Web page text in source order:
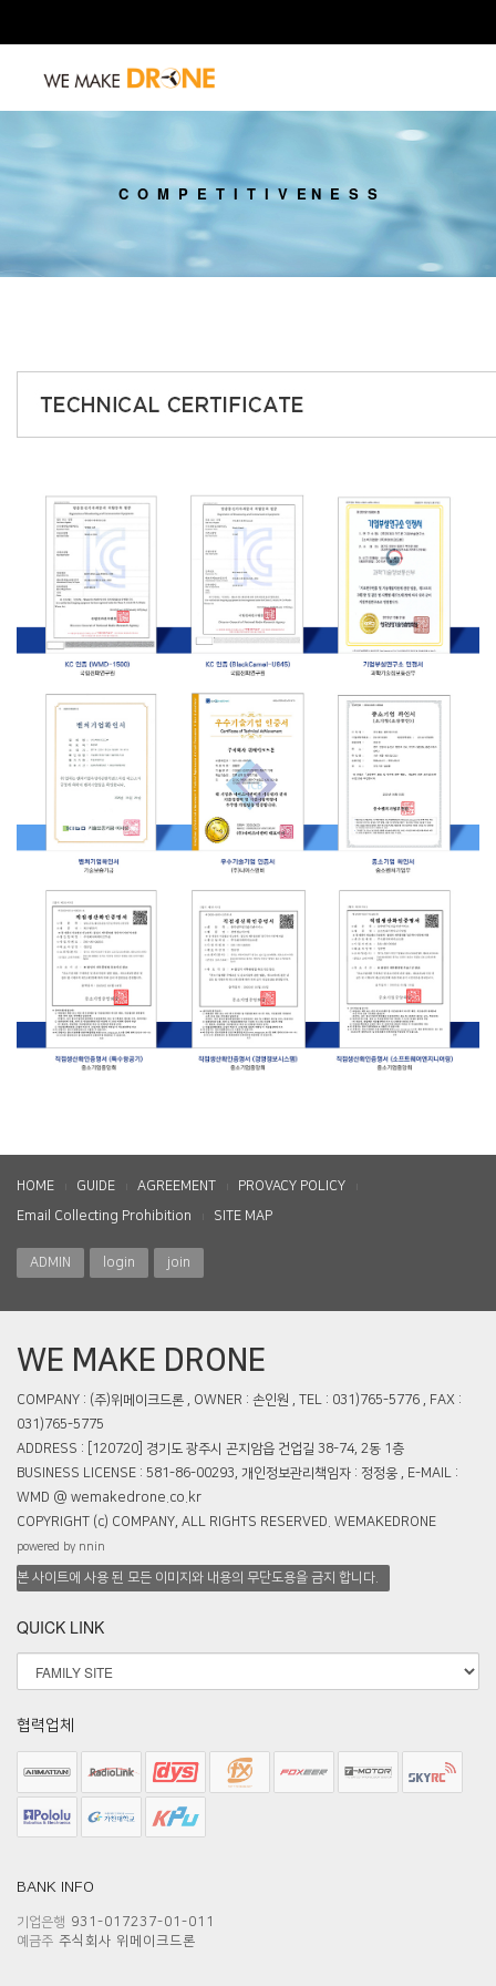
C O M P E T I T I V E N E S S
HOME GUIDE AGREEMENT PROVACY POLICY
Email Collecting Prohibition SITE MAP
ADMIN login join
WE MAKE DRONE
COMPANY : (주)위메이크드론 , OWNER : 손인원 , TEL : 031)765-5776 , FAX :
031)765-5775
ADDRESS : [120720] 경기도 광주시 곤지암읍 건업길 38-74, 2동 1층
BUSINESS LICENSE : 581-86-00293, 개인정보관리책임자 : 정정웅 , E-MAIL :
WMD @ wemakedrone.co.kr
COPYRIGHT (c) COMPANY, ALL RIGHTS RESERVED. WEMAKEDRONE
powered by nnin
본 사이트에 사용 된 모든 이미지와 내용의 무단도용을 금지 합니다.
QUICK LINK
협력업체
BANK INFO
기업은행 931-017237-01-011
예금주 주식회사 위메이크드론